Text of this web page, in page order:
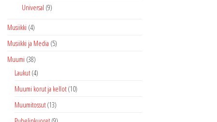
Universal (9)
Musiikki (4)
Musiikki ja Media (5)
Muumi (38)
Laukut (4)
Muumi korut ja kellot (10)
Muumitossut (13)